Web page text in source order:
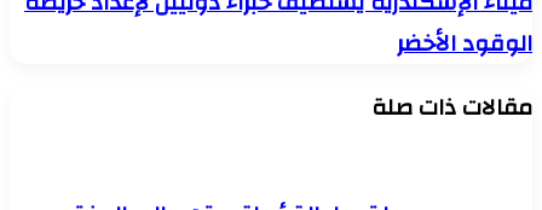
إجراءات
الإسكندرية
يستضيف
خبراء
لإعداد
الوقود الأخضر
مقالات ذات صلة